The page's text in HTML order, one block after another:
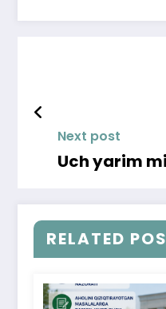
Next post
Uch yarim
RELATED